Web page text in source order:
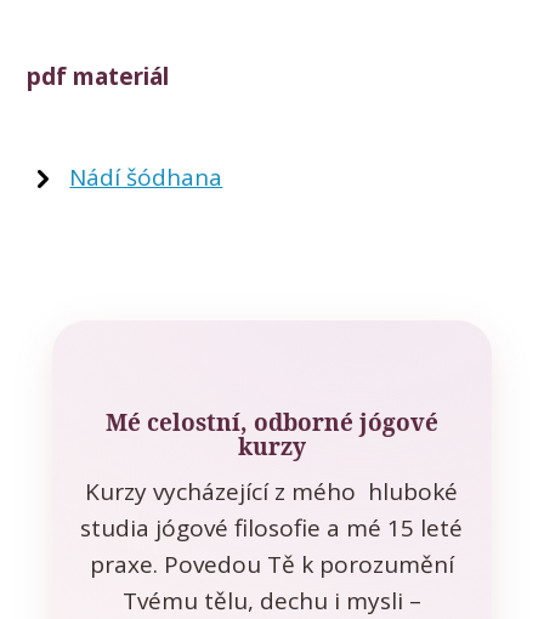
pdf materiál
Nádí šódhana
Mé celostní, odborné jógové
kurzy
Kurzy vycházející z mého hluboké
studia jógové filosofie a mé 15 leté
praxe. Povedou Tě k porozumění
Tvému tělu, dechu i mysli –